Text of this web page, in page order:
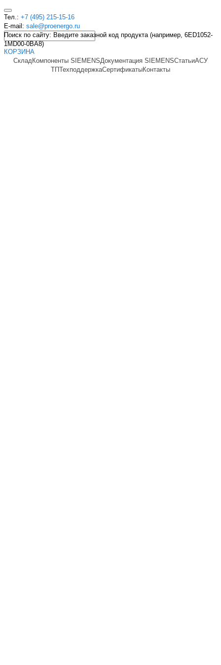
Тел.: +7 (495) 215-15-16
E-mail: sale@proenergo.ru
Поиск по сайту: Введите заказной код продукта (например, 6ED1052-
1MD00-0BA8)
КОРЗИНА
СкладКомпоненты SIEMENSДокументация SIEMENSСтатьиАСУ
ТПТехподдержкаСертификатыКонтакты